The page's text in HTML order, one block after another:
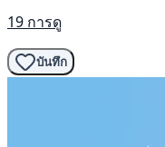
19 การดู
บันทึก